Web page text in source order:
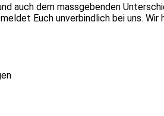
auch dem massgebenden
Euch unverbindlich bei uns.